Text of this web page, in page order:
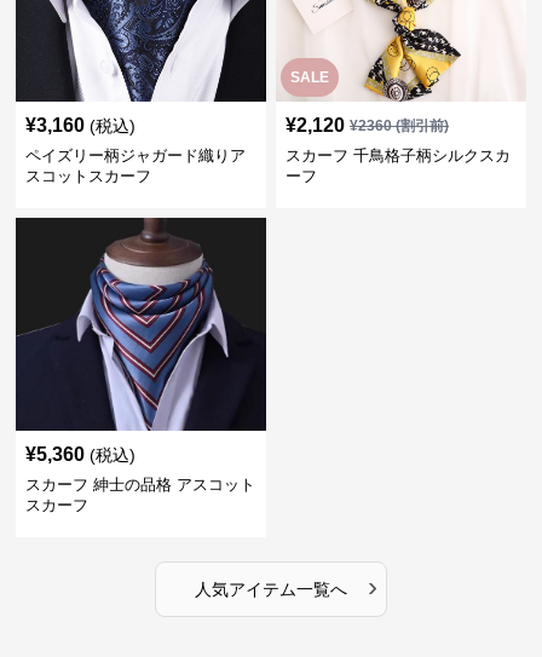
¥3,160 (税込)
ペイズリー柄ジャガード織りア
スコットスカーフ
SALE
¥2,120 ¥2360(割引前)
スカーフ 千鳥格子柄シルクスカ
ーフ
¥5,360 (税込)
スカーフ 紳士の品格 アスコット
スカーフ
人気アイテム一覧へ ›